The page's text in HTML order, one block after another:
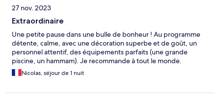
27 nov. 2023
Extraordinaire
Une petite pause dans une bulle de bonheur ! Au programme
détente, calme, avec une décoration superbe et de goût, un
personnel attentif, des équipements parfaits (une grande
piscine, un hammam). Je recommande à tout le monde.
Nicolas, séjour de 1 nuit